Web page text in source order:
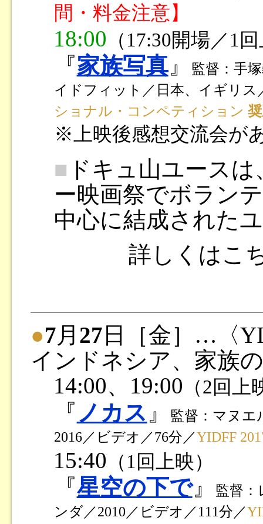
間・料金注意】
18:00 （17:30開場／1
『家族写真』
監督：手
イドフィット／日本、イギリス
ショナル・コンペティション
※上映後感想交流会が
■ ドキュ山ユース
ー映画祭でボラン
中心に結成された
詳しくはこ
●7月 27 日［金］…〈
インドネシア、家族
14:00、19:00 （2回上
『 ノカス 』
監督：マヌエ
2016／ビデオ／76分／YIDFF
15:40 （1回上映）
『星空の下で』
監督
ンダ／2010／ビデオ／111分／